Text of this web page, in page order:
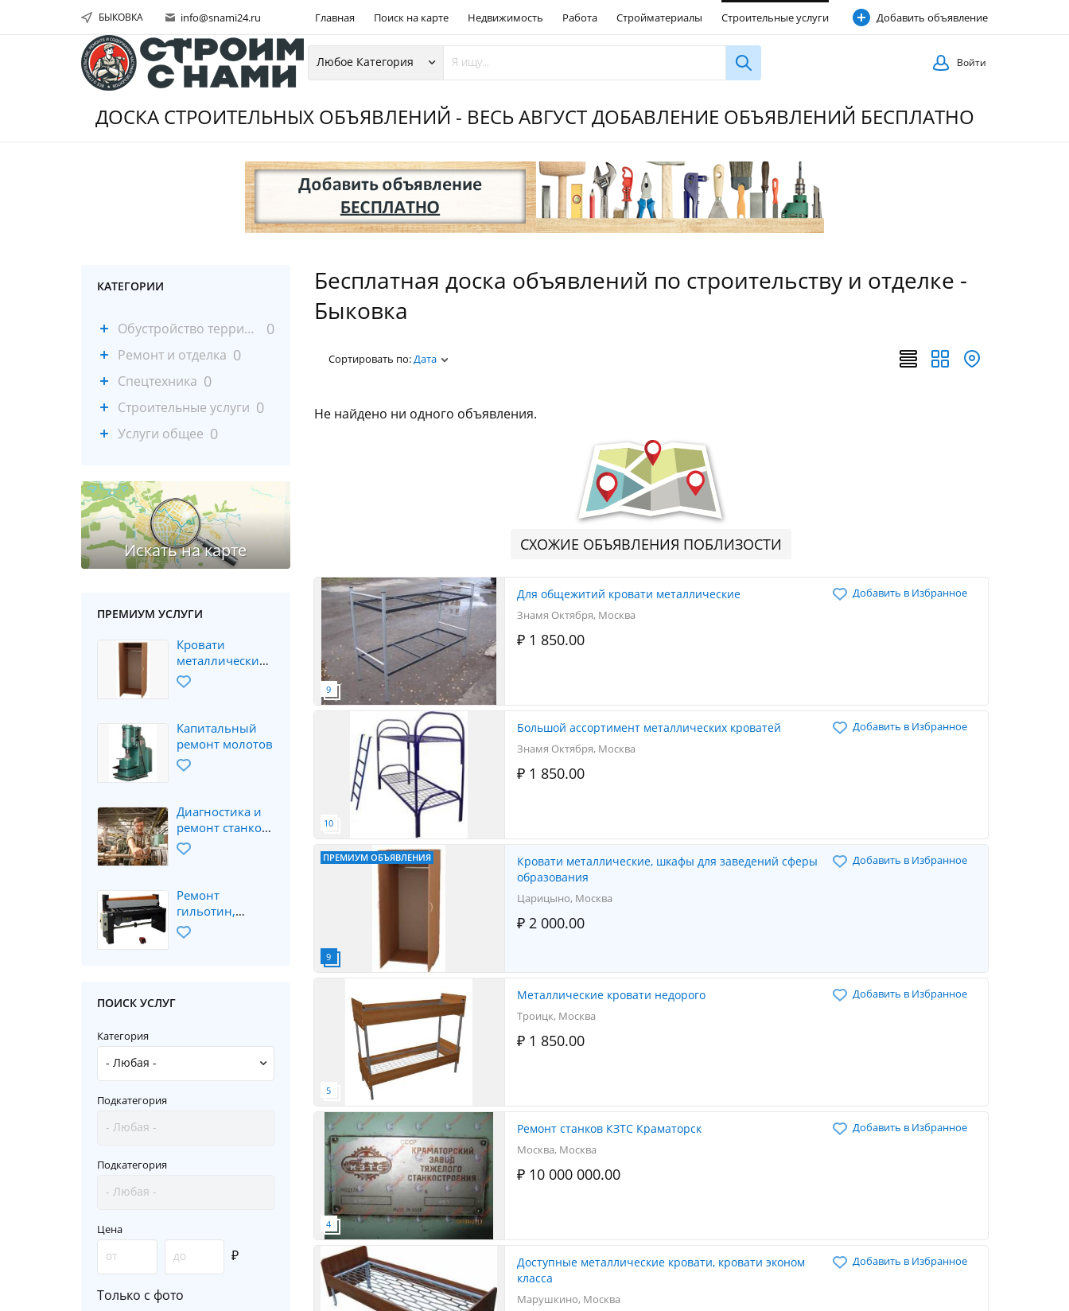
БЫКОВКА info@snami24.ru Главная Поиск на карте Недвижимость Работа Стройматериалы Строительные услуги Добавить объявление
Войти
ДОСКА СТРОИТЕЛЬНЫХ ОБЪЯВЛЕНИЙ - ВЕСЬ АВГУСТ ДОБАВЛЕНИЕ ОБЪЯВЛЕНИЙ БЕСПЛАТНО
КАТЕГОРИИ
Обустройство территории 0
Ремонт и отделка 0
Спецтехника 0
Строительные услуги 0
Услуги общее 0
ПРЕМИУМ УСЛУГИ
Кровати
металлические,
шкафы для
заведений
образования
Капитальный
ремонт молотов
Диагностика и
ремонт станков
и
оборудования,
Ремонт
гильотин,
ножниц
ПОИСК УСЛУГ
Категория
Подкатегория
Подкатегория
Цена
₽
Только с фото
Бесплатная доска объявлений по строительству и отделке -
Быковка
Сортировать по:Дата
Не найдено ни одного объявления.
СХОЖИЕ ОБЪЯВЛЕНИЯ ПОБЛИЗОСТИ
Добавить в Избранное
Для общежитий кровати металлические
Знамя Октября, Москва
₽ 1 850.00
Добавить в Избранное
Большой ассортимент металлических кроватей
Знамя Октября, Москва
₽ 1 850.00
Добавить в Избранное
ПРЕМИУМ ОБЪЯВЛЕНИЯ
Кровати металлические, шкафы для заведений сферы
образования
Царицыно, Москва
₽ 2 000.00
Добавить в Избранное
Металлические кровати недорого
Троицк, Москва
₽ 1 850.00
Добавить в Избранное
Ремонт станков КЗТС Краматорск
Москва, Москва
₽ 10 000 000.00
Добавить в Избранное
Доступные металлические кровати, кровати эконом
класса
Марушкино, Москва